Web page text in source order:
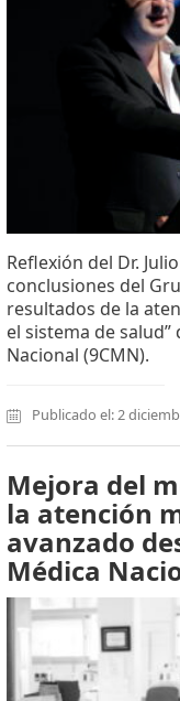
Reflexión del Dr.
conclusiones del
resultados de la
el sistema de
Nacional (9CMN).
Publicado el: 2
Mejora del
la atención
avanzado
Médica